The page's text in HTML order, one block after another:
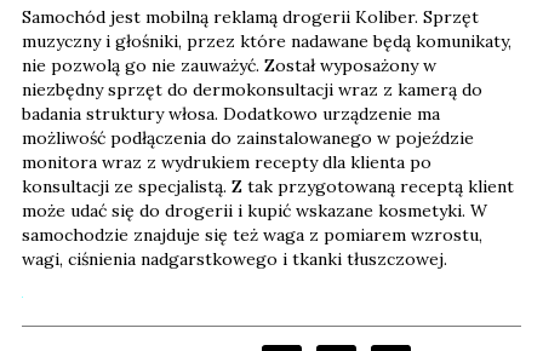
Samochód jest mobilną reklamą drogerii Koliber. Sprzęt
muzyczny i głośniki, przez które nadawane będą komunikaty,
nie pozwolą go nie zauważyć. Został wyposażony w
niezbędny sprzęt do dermokonsultacji wraz z kamerą do
badania struktury włosa. Dodatkowo urządzenie ma
możliwość podłączenia do zainstalowanego w pojeździe
monitora wraz z wydrukiem recepty dla klienta po
konsultacji ze specjalistą. Z tak przygotowaną receptą klient
może udać się do drogerii i kupić wskazane kosmetyki. W
samochodzie znajduje się też waga z pomiarem wzrostu,
wagi, ciśnienia nadgarstkowego i tkanki tłuszczowej.